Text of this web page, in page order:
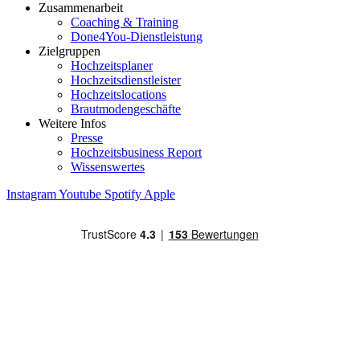
Zusammenarbeit
Coaching & Training
Done4You-Dienstleistung
Zielgruppen
Hochzeitsplaner
Hochzeitsdienstleister
Hochzeitslocations
Brautmodengeschäfte
Weitere Infos
Presse
Hochzeitsbusiness Report
Wissenswertes
InstagramYoutube Spotify Apple